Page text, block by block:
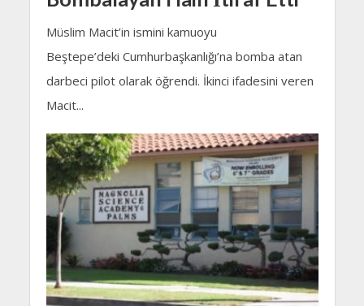
Müslim Macit’in ismini kamuoyu
Beştepe’deki Cumhurbaşkanlığı’na bomba atan
darbeci pilot olarak öğrendi. İkinci ifadesini veren
Macit...